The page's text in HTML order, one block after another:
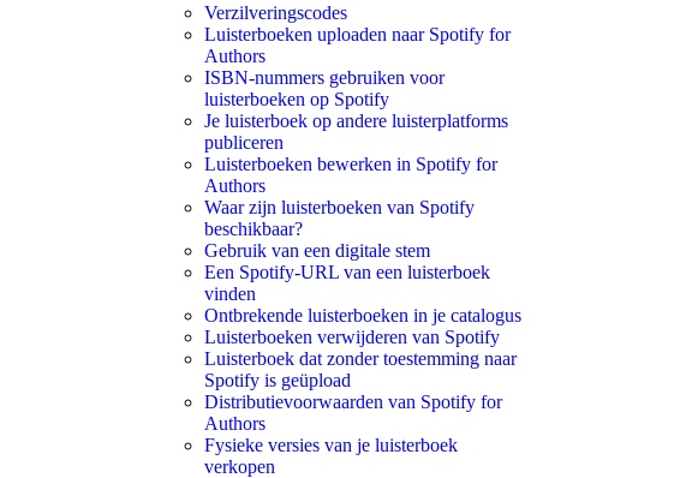
Verzilveringscodes
Luisterboeken uploaden naar Spotify for
Authors
ISBN-nummers gebruiken voor
luisterboeken op Spotify
Je luisterboek op andere luisterplatforms
publiceren
Luisterboeken bewerken in Spotify for
Authors
Waar zijn luisterboeken van Spotify
beschikbaar?
Gebruik van een digitale stem
Een Spotify-URL van een luisterboek
vinden
Ontbrekende luisterboeken in je catalogus
Luisterboeken verwijderen van Spotify
Luisterboek dat zonder toestemming naar
Spotify is geüpload
Distributievoorwaarden van Spotify for
Authors
Fysieke versies van je luisterboek
verkopen